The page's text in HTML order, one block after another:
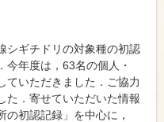
シギチドリの対象種の初認
今年度は，63名の個人・
ていただきました．ご協力
た．寄せていただいた情報
の初認記録」を中心に，